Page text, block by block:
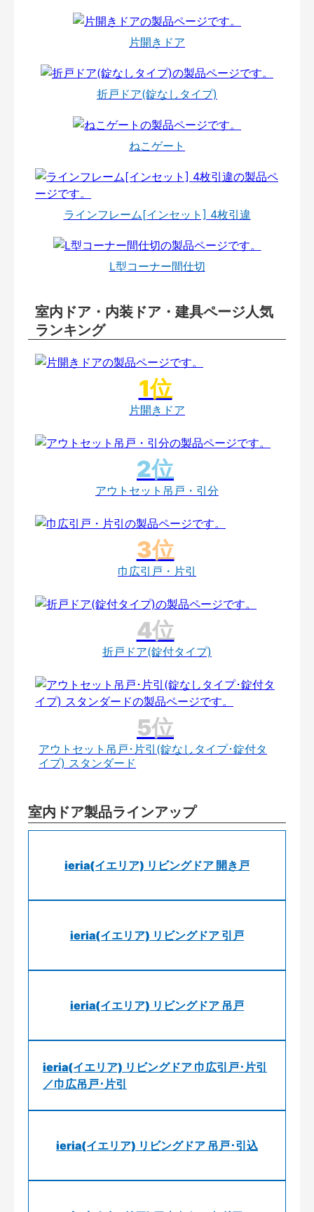
片開きドア
折戸ドア(錠なしタイプ)
ねこゲート
ラインフレーム[インセット] 4枚引違
L型コーナー間仕切
室内ドア・内装ドア・建具ページ人気
ランキング
片開きドア
アウトセット吊戸・引分
巾広引戸・片引
折戸ドア(錠付タイプ)
アウトセット吊戸･片引(錠なしタイプ･錠付タ
イプ) スタンダード
室内ドア製品ラインアップ
ieria(イエリア) リビングドア 開き戸
ieria(イエリア) リビングドア 引戸
ieria(イエリア) リビングドア 吊戸
ieria(イエリア) リビングドア 巾広引戸･片引
／巾広吊戸･片引
ieria(イエリア) リビングドア 吊戸･引込